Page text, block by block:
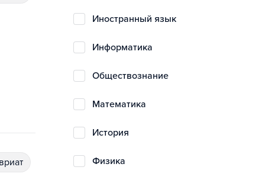
иностранный язык
информатика
обществознание
математика
история
физика